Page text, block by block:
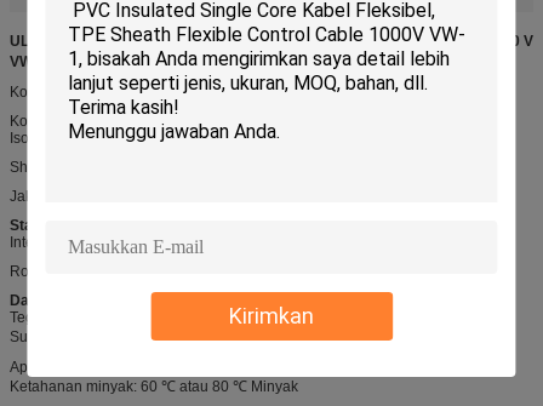
Kirimkan
UL2464 Kabel multi-konduktor menggunakan jaket non-integral, 80 ℃, 300 V
VW-1, 60 ℃ atau 80 ℃ Oil
Konstruksi
Konduktor: Padat atau Terdampar
Isolasi: PVC, PE, SRPVC, PP, FOAM-PE
Shield atau Braid: Opsional
Jaket: PVC
Standar
Internasional: UL758, UL1581, UL2556
RoHS, REACH Compliant,
Data teknis
Tegangan terukur: 300 V
Suhu Terukur: -40 ℃ -80 ℃
Api: VW-1, FT1, FT2
Ketahanan minyak: 60 ℃ atau 80 ℃ Minyak